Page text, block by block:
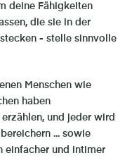
deine Fähigkeiten
die sie in der
- stelle sinnvolle
Menschen wie
haben
und jeder wird
... sowie
einfacher und intimer